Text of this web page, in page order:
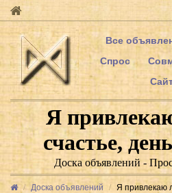
Все
Спрос
Я
счастье,
Доска объявлений -
Доска объявлений
Я привлекаю